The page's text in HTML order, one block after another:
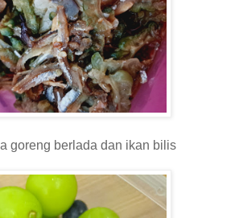
goreng berlada dan ikan bilis